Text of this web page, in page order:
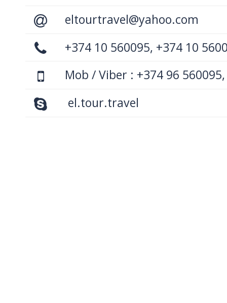
eltourtravel@yahoo.com
+374 10 560095, +374 10
Mob / Viber : +374 96
el.tour.travel